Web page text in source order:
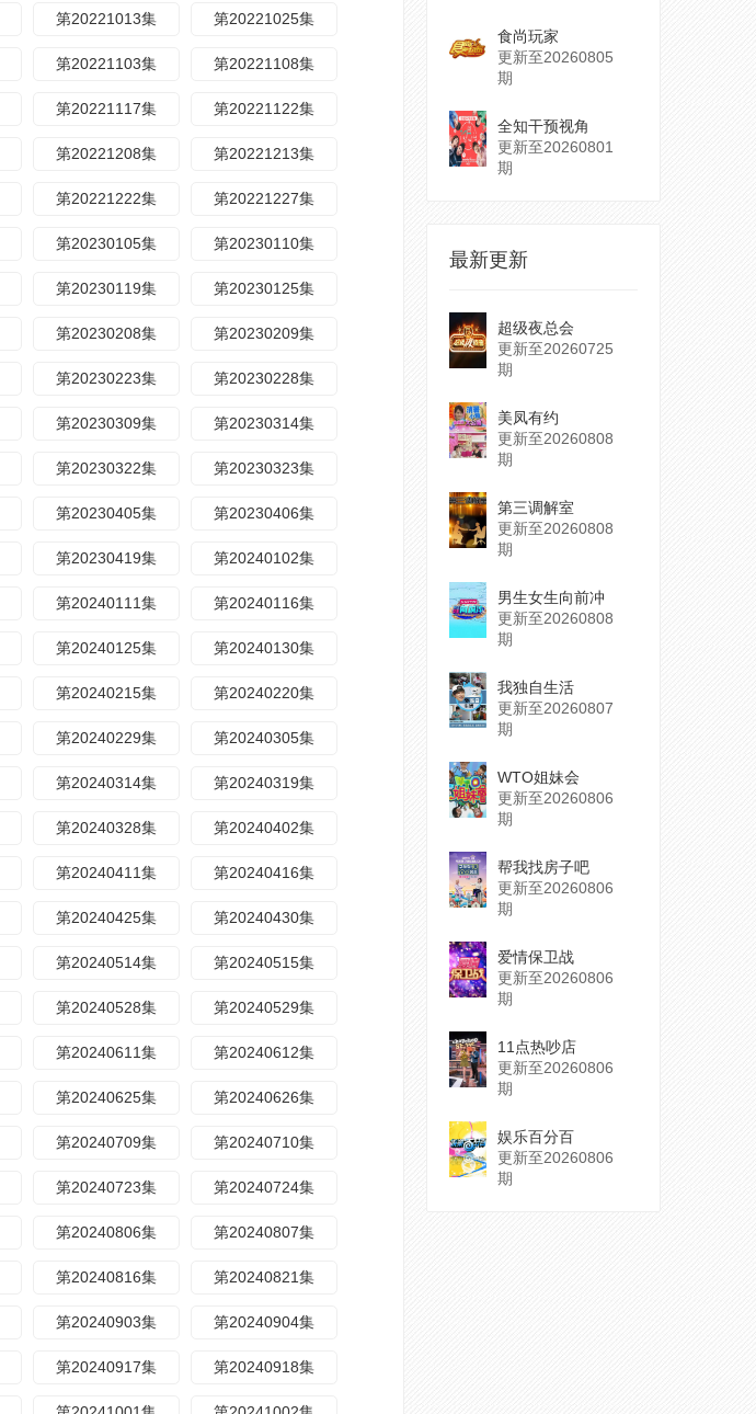
第20221013集 第20221025集
第20221103集 第20221108集
第20221117集 第20221122集
第20221208集 第20221213集
第20221222集 第20221227集
第20230105集 第20230110集
第20230119集 第20230125集
第20230208集 第20230209集
第20230223集 第20230228集
第20230309集 第20230314集
第20230322集 第20230323集
第20230405集 第20230406集
第20230419集 第20240102集
第20240111集 第20240116集
第20240125集 第20240130集
第20240215集 第20240220集
第20240229集 第20240305集
第20240314集 第20240319集
第20240328集 第20240402集
第20240411集 第20240416集
第20240425集 第20240430集
第20240514集 第20240515集
第20240528集 第20240529集
第20240611集 第20240612集
第20240625集 第20240626集
第20240709集 第20240710集
第20240723集 第20240724集
第20240806集 第20240807集
第20240816集 第20240821集
第20240903集 第20240904集
第20240917集 第20240918集
食尚玩家
更新至20260805
期
全知干预视角
更新至20260801
期
最新更新
超级夜总会
更新至20260725
期
美凤有约
更新至20260808
期
第三调解室
更新至20260808
期
男生女生向前冲
更新至20260808
期
我独自生活
更新至20260807
期
WTO姐妹会
更新至20260806
期
帮我找房子吧
更新至20260806
期
爱情保卫战
更新至20260806
期
11点热吵店
更新至20260806
期
娱乐百分百
更新至20260806
期